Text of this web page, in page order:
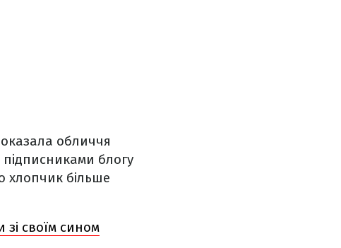
обличчя
підписниками блогу
хлопчик більше
своїм сином